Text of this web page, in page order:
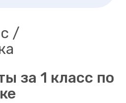
за 1 класс по